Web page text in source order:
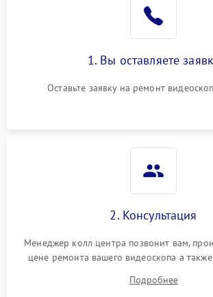
1. Вы оставляете
Оставьте заявку на ремонт
2. Консультация
Менеджер колл центра позвонит вам,
цене ремонта вашего видеоскопа а
Подробнее